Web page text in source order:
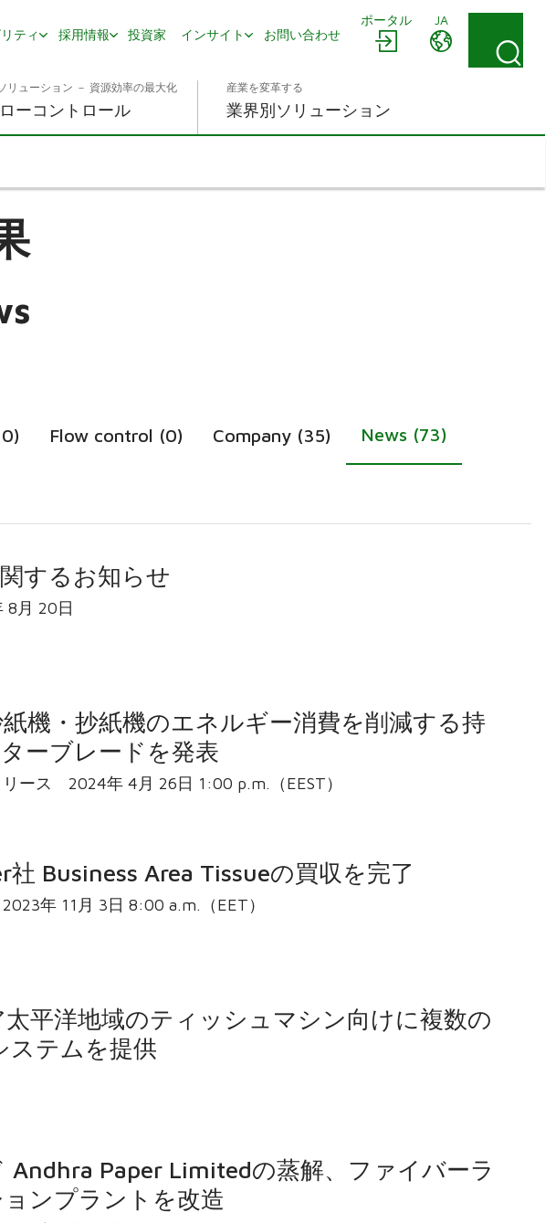
ポータル
JA
ティ 採用情報 投資家 インサイト お問い合わせ
リューション － 資源効率の最大化
ーコントロール
産業を変革する
業界別ソリューション
Flow control (0) Company (35) News (73)
するお知らせ
月 20日
機・抄紙機のエネルギー消費を削減する持
ーブレードを発表
Valmet Oyj トレードプレスリリース 2024年 4月 26日 1:00 p.m.（EEST）
Business Area Tissueの買収を完了
Valmet Oyj プレスリリース 2023年 11月 3日 8:00 a.m.（EET）
平洋地域のティッシュマシン向けに複数の
ステムを提供
Andhra Paper Limitedの蒸解、ファイバーラ
ンプラントを改造